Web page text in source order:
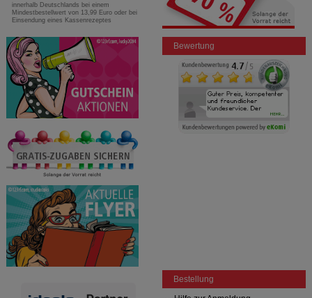
innerhalb Deutschlands bei einem
Mindestbestellwert von 13,99 Euro oder bei
Einsendung eines Kassenrezeptes
Bewertung
Bestellung